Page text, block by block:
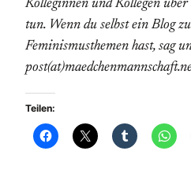
Kolleginnen und Kollegen über
tun. Wenn du selbst ein Blog
Feminismusthemen hast, sag
Teilen: